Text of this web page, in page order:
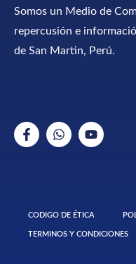
Somos un Medio de
repercusión e
de San Martin, Perú.
CODIGO DE ÉTICA
TERMINOS Y CONDICIONES